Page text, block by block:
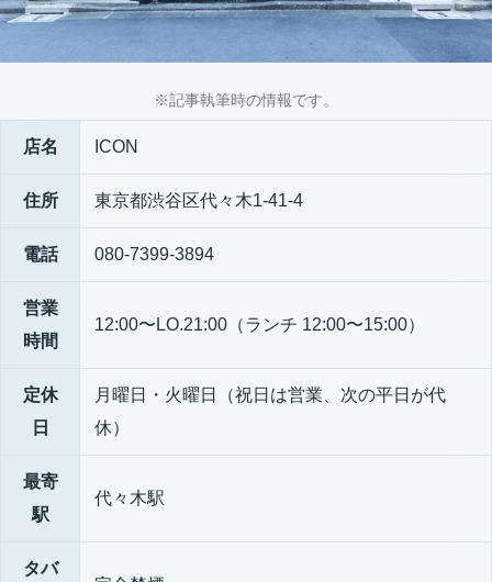
※記事執筆時の情報です。
店名 ICON
住所 東京都渋谷区代々木1-41-4
電話 080-7399-3894
営業
時間
12:00〜LO.21:00（ランチ 12:00〜15:00）
定休
日
月曜日・火曜日（祝日は営業、次の平日が代
休）
最寄
駅
代々木駅
タバ